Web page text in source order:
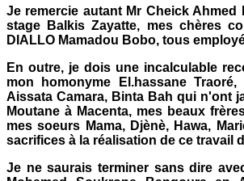
Je remercie autant Mr Cheick Ahmed
stage Balkis Zayatte, mes chères
DIALLO Mamadou Bobo, tous
En outre, je dois une incalculable
mon homonyme El.hassane
Aissata Camara, Binta Bah qui n'ont
Moutane à Macenta, mes beaux
mes soeurs Mama, Djènè, Hawa,
sacrifices à la réalisation de ce travail
Je ne saurais terminer sans dire